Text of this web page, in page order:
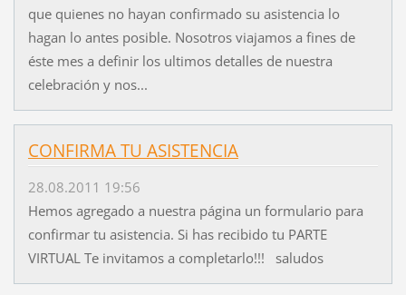
que quienes no hayan confirmado su asistencia lo
hagan lo antes posible. Nosotros viajamos a fines de
éste mes a definir los ultimos detalles de nuestra
celebración y nos...
CONFIRMA TU ASISTENCIA
28.08.2011 19:56
Hemos agregado a nuestra página un formulario para
confirmar tu asistencia. Si has recibido tu PARTE
VIRTUAL Te invitamos a completarlo!!! saludos